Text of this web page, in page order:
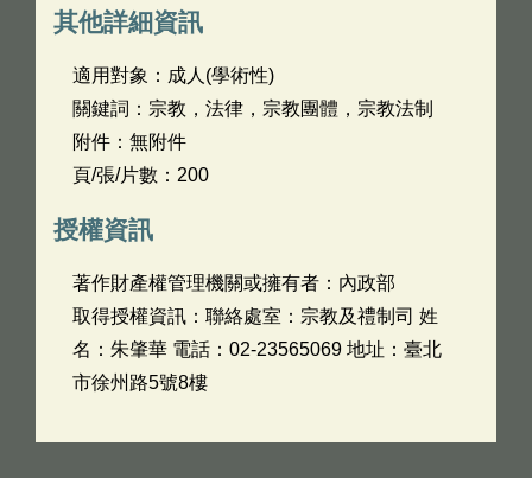
其他詳細資訊
適用對象：成人(學術性)
關鍵詞：宗教，法律，宗教團體，宗教法制
附件：無附件
頁/張/片數：200
授權資訊
著作財產權管理機關或擁有者：內政部
取得授權資訊：聯絡處室：宗教及禮制司 姓
名：朱肇華 電話：02-23565069 地址：臺北
市徐州路5號8樓